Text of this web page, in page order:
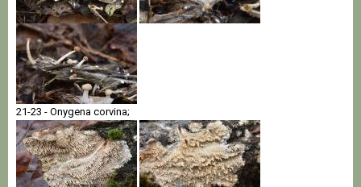
21-23 - Onygena corvina;